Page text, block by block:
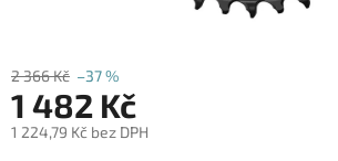
2 366 Kč –37 %
1 482 Kč
1 224,79 Kč bez DPH